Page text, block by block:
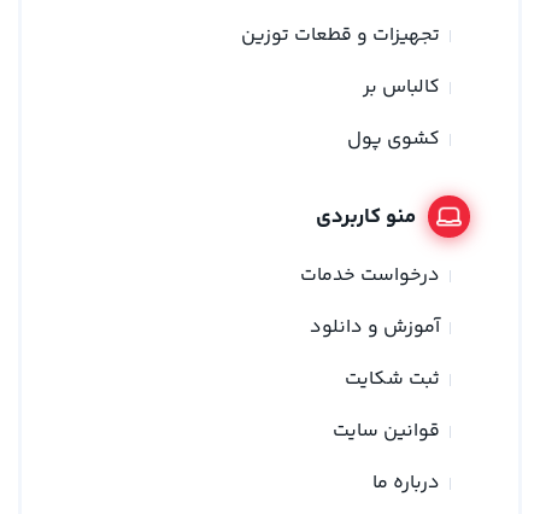
تجهیزات و قطعات توزین
کالباس بر
کشوی پول
منو کاربردی
درخواست خدمات
آموزش و دانلود
ثبت شکایت
قوانین سایت
درباره ما